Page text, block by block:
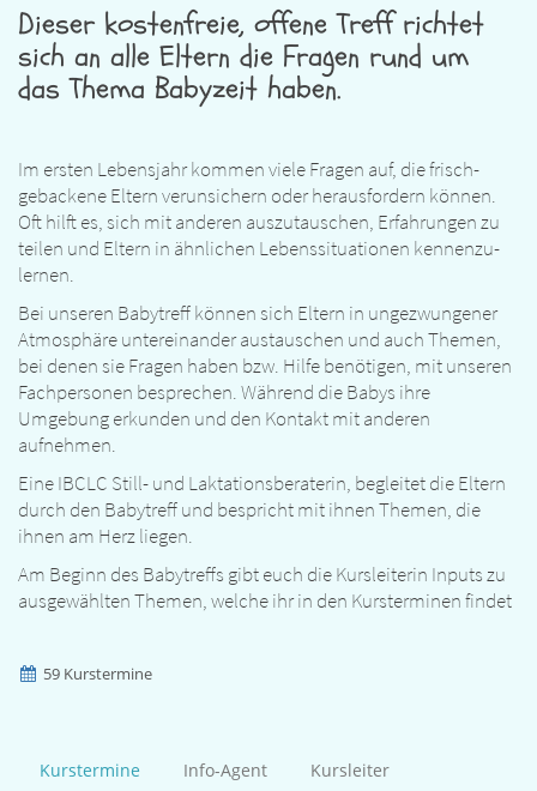
Dieser kostenfreie, offene Treff richtet
sich an alle Eltern die Fragen rund um
das Thema Babyzeit haben.
Im ersten Lebensjahr kommen viele Fragen auf, die frisch­
gebackene Eltern verun­sichern oder heraus­fordern können.
Oft hilft es, sich mit anderen auszutauschen, Erfah­rungen zu
teilen und Eltern in ähnlichen Lebens­situa­tionen kennen­zu­
lernen.
Bei unseren Babytreff können sich Eltern in unge­zwungener
Atmo­sphäre untereinander aus­tauschen und auch Themen,
bei denen sie Fragen haben bzw. Hilfe benötigen, mit unseren
Fachpersonen besprechen. Während die Babys ihre
Umgebung erkunden und den Kontakt mit anderen
aufnehmen.
Eine IBCLC Still- und Lakta­tions­beraterin, begleitet die Eltern
durch den Babytreff und bespricht mit ihnen Themen, die
ihnen am Herz liegen.
Am Beginn des Babytreffs gibt euch die Kursleiterin Inputs zu
ausgewählten Themen, welche ihr in den Kursterminen findet
59 Kurstermine
Kurstermine Info-Agent Kursleiter